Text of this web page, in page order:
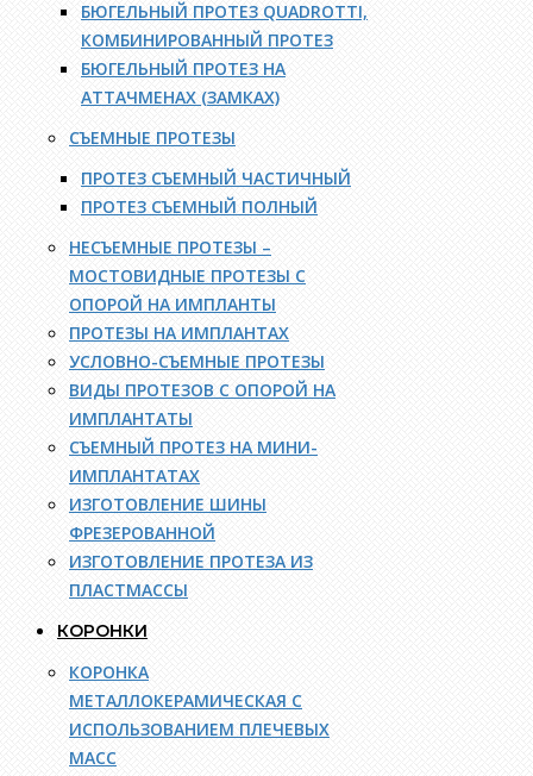
БЮГЕЛЬНЫЙ ПРОТЕЗ QUADROTTI,
КОМБИНИРОВАННЫЙ ПРОТЕЗ
БЮГЕЛЬНЫЙ ПРОТЕЗ НА
АТТАЧМЕНАХ (ЗАМКАХ)
СЪЕМНЫЕ ПРОТЕЗЫ
ПРОТЕЗ СЪЕМНЫЙ ЧАСТИЧНЫЙ
ПРОТЕЗ СЪЕМНЫЙ ПОЛНЫЙ
НЕСЪЕМНЫЕ ПРОТЕЗЫ –
МОСТОВИДНЫЕ ПРОТЕЗЫ С
ОПОРОЙ НА ИМПЛАНТЫ
ПРОТЕЗЫ НА ИМПЛАНТАХ
УСЛОВНО-СЪЕМНЫЕ ПРОТЕЗЫ
ВИДЫ ПРОТЕЗОВ С ОПОРОЙ НА
ИМПЛАНТАТЫ
СЪЕМНЫЙ ПРОТЕЗ НА МИНИ-
ИМПЛАНТАТАХ
ИЗГОТОВЛЕНИЕ ШИНЫ
ФРЕЗЕРОВАННОЙ
ИЗГОТОВЛЕНИЕ ПРОТЕЗА ИЗ
ПЛАСТМАССЫ
КОРОНКИ
КОРОНКА
МЕТАЛЛОКЕРАМИЧЕСКАЯ С
ИСПОЛЬЗОВАНИЕМ ПЛЕЧЕВЫХ
МАСС